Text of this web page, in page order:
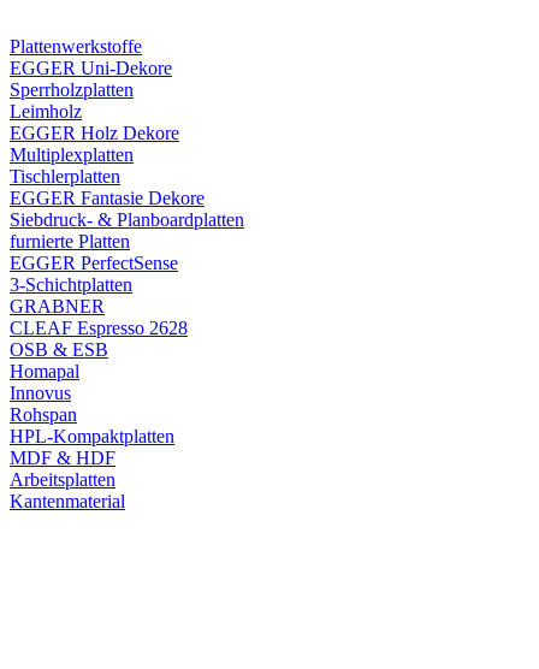
Plattenwerkstoffe
EGGER Uni-Dekore
Sperrholzplatten
Leimholz
EGGER Holz Dekore
Multiplexplatten
Tischlerplatten
EGGER Fantasie Dekore
Siebdruck- & Planboardplatten
furnierte Platten
EGGER PerfectSense
3-Schichtplatten
GRABNER
CLEAF Espresso 2628
OSB & ESB
Homapal
Innovus
Rohspan
HPL-Kompaktplatten
MDF & HDF
Arbeitsplatten
Kantenmaterial